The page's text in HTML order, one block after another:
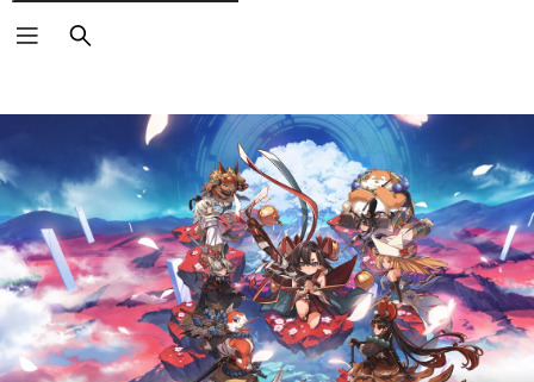
Suchen